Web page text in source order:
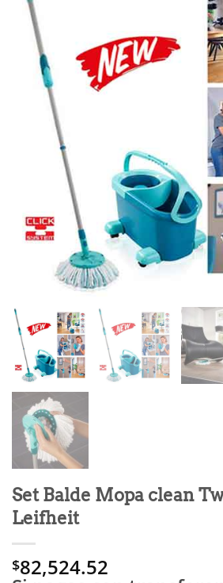
Set Balde Mopa clean
Leifheit
$82,524.52